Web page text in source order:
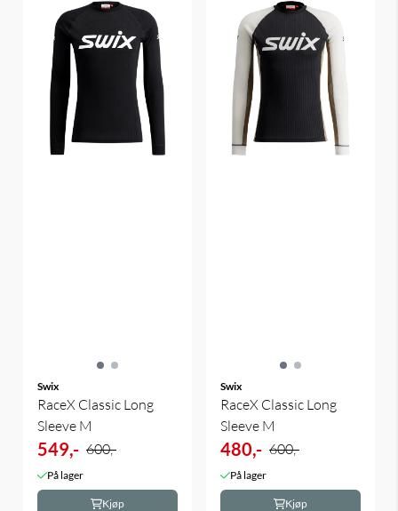
Swix
RaceX Classic Long
Sleeve M
549,- 600,-
På lager
Kjøp
Swix
RaceX Classic Long
Sleeve M
480,- 600,-
På lager
Kjøp